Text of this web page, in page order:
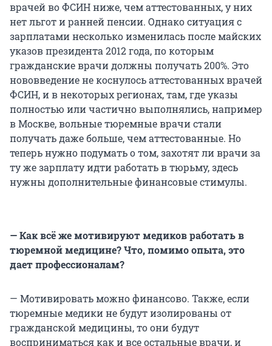
врачей во ФСИН ниже, чем аттестованных, у них
нет льгот и ранней пенсии. Однако ситуация с
зарплатами несколько изменилась после майских
указов президента 2012 года, по которым
гражданские врачи должны получать 200%. Это
нововведение не коснулось аттестованных врачей
ФСИН, и в некоторых регионах, там, где указы
полностью или частично выполнялись, например
в Москве, вольные тюремные врачи стали
получать даже больше, чем аттестованные. Но
теперь нужно подумать о том, захотят ли врачи за
ту же зарплату идти работать в тюрьму, здесь
нужны дополнительные финансовые стимулы.
— Как всё же мотивируют медиков работать в
тюремной медицине? Что, помимо опыта, это
дает профессионалам?
— Мотивировать можно финансово. Также, если
тюремные медики не будут изолированы от
гражданской медицины, то они будут
восприниматься как и все остальные врачи, и